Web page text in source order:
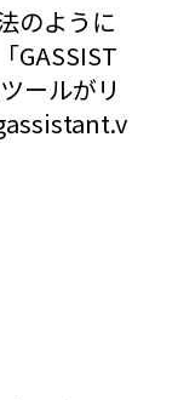
のように
GASSIST
ールがリ